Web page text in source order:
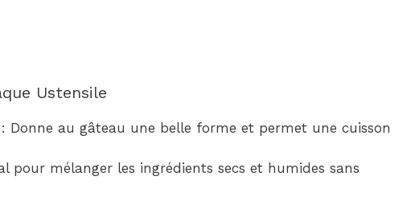
Ustensile
: Donne au gâteau une belle forme et permet une cuisson
pour mélanger les ingrédients secs et humides sans